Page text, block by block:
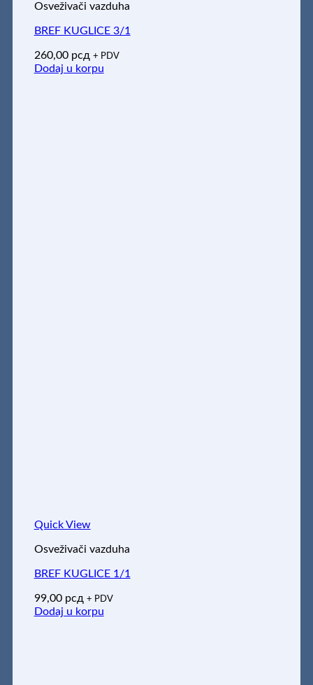
Osveživači vazduha
BREF KUGLICE 3/1
260,00 рсд + PDV
Dodaj u korpu
Quick View
Osveživači vazduha
BREF KUGLICE 1/1
99,00 рсд + PDV
Dodaj u korpu